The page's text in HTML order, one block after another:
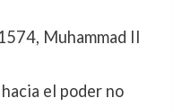
Muhammad II
el poder no